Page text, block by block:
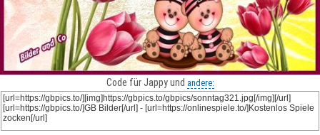
Code für Jappy und andere: